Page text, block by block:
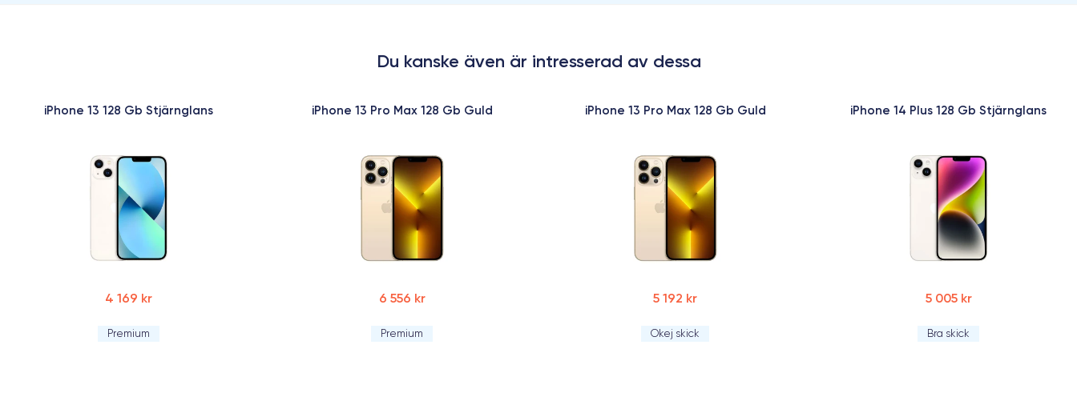
Du kanske även är intresserad av dessa
iPhone 13 128 Gb Stjärnglans
4 169 kr
Premium
iPhone 13 Pro Max 128 Gb Guld
6 556 kr
Premium
iPhone 13 Pro Max 128 Gb Guld
5 192 kr
Okej skick
iPhone 14 Plus 128 Gb Stjärnglans
5 005 kr
Bra skick